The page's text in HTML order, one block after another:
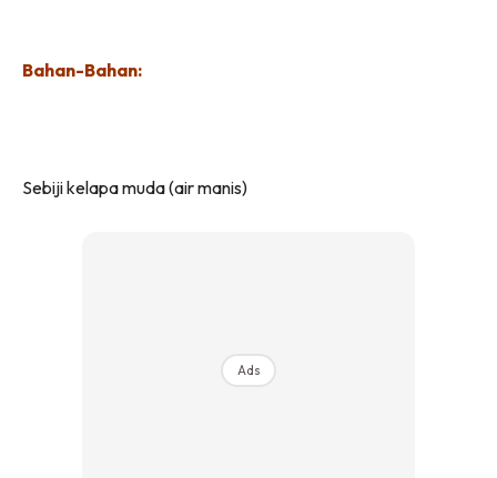
Bahan-Bahan:
Sebiji kelapa muda (air manis)
Ads